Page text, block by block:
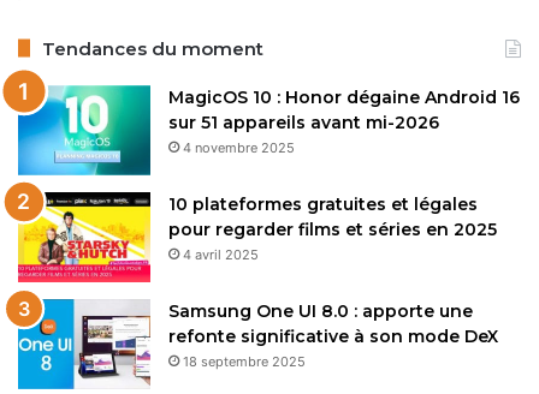
Tendances du moment
MagicOS 10 : Honor dégaine Android 16
sur 51 appareils avant mi-2026
4 novembre 2025
10 plateformes gratuites et légales
pour regarder films et séries en 2025
4 avril 2025
Samsung One UI 8.0 : apporte une
refonte significative à son mode DeX
18 septembre 2025